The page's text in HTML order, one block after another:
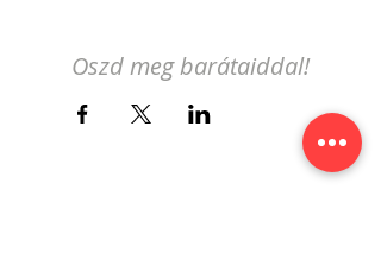
Oszd meg barátaiddal!